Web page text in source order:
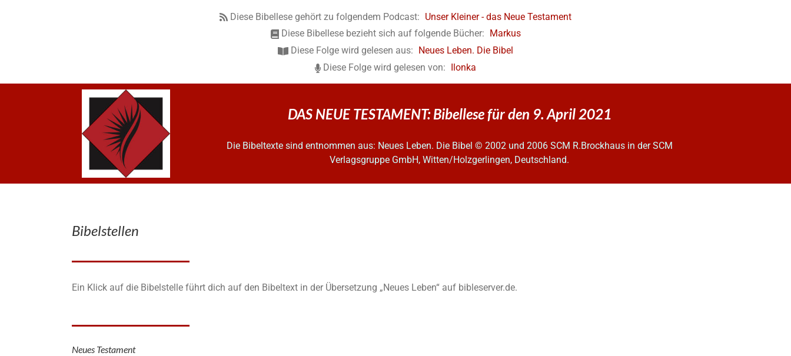
Diese Bibellese gehört zu folgendem Podcast: Unser Kleiner - das Neue Testament
Diese Bibellese bezieht sich auf folgende Bücher:
Markus
Diese Folge wird gelesen aus:
Neues Leben. Die Bibel
Diese Folge wird gelesen von: Ilonka
DAS NEUE TESTAMENT: Bibellese für den 9. April 2021
Die Bibeltexte sind entnommen aus: Neues Leben. Die Bibel © 2002 und 2006 SCM R.Brockhaus in der SCM
Verlagsgruppe GmbH, Witten/Holzgerlingen, Deutschland.
Bibelstellen
Ein Klick auf die Bibelstelle führt dich auf den Bibeltext in der Übersetzung „Neues Leben“ auf bibleserver.de.
Neues Testament